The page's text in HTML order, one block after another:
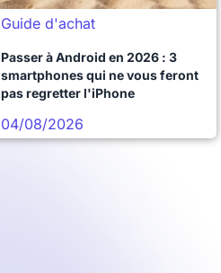
Guide d'achat
Passer à Android en 2026 : 3
smartphones qui ne vous feront
pas regretter l'iPhone
04/08/2026